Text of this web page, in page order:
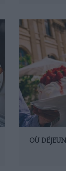
OÙ